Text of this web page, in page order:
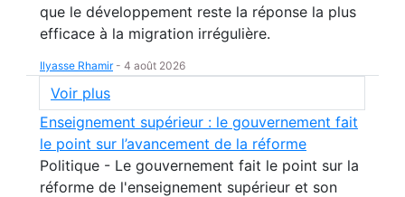
que le développement reste la réponse la plus
efficace à la migration irrégulière.
Ilyasse Rhamir- 4 août 2026
Voir plus
Enseignement supérieur : le gouvernement fait
le point sur l’avancement de la réforme
Politique - Le gouvernement fait le point sur la
réforme de l'enseignement supérieur et son